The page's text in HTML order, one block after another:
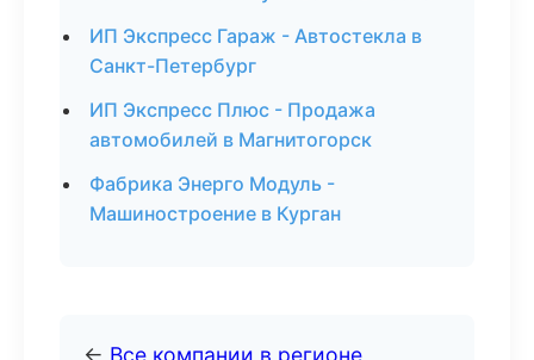
ИП Экспресс Гараж - Автостекла в
Санкт-Петербург
ИП Экспресс Плюс - Продажа
автомобилей в Магнитогорск
Фабрика Энерго Модуль -
Машиностроение в Курган
← Все компании в регионе